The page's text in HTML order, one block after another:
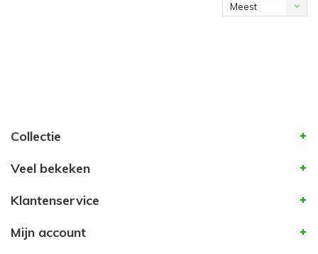
Meest
Collectie
Veel bekeken
Klantenservice
Mijn account